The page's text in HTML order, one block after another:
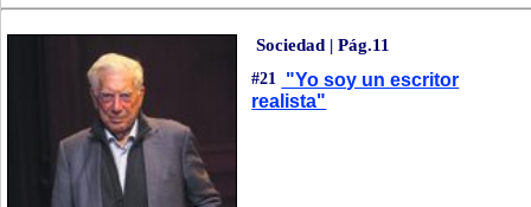
Sociedad | Pág.11
#21 "Yo soy un escritor
realista"